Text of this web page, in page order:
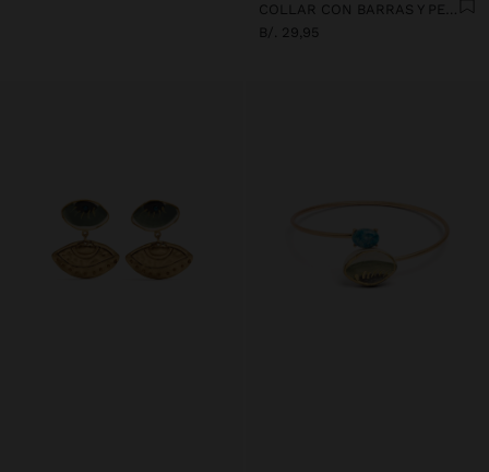
COLLAR CON BARRAS Y PENDIENTES DE CERÁMICA
B/. 29,95